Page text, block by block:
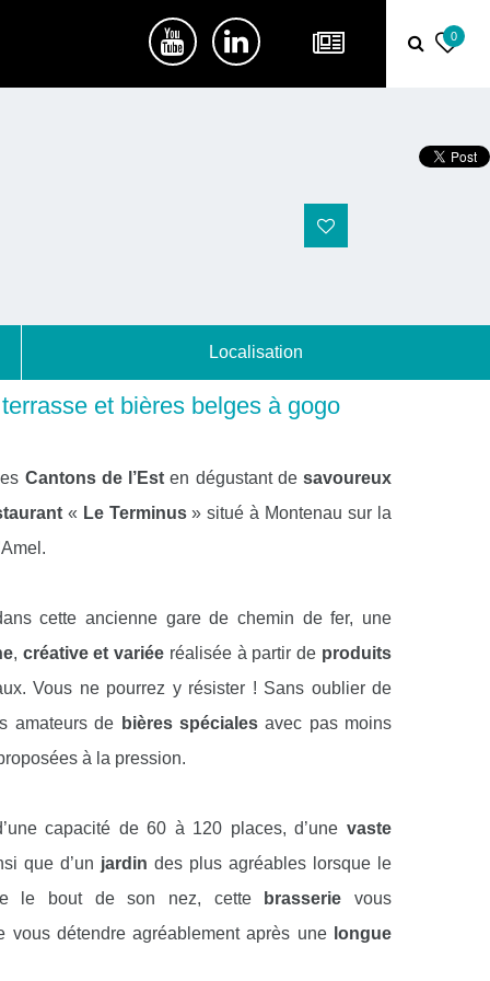
0
Localisation
et bières belges à gogo
Cantons de l’Est en dégustant de savoureux
« Le Terminus» situé à Montenau sur la
cette ancienne gare de chemin de fer, une
, créative et variée réalisée à partir de produits
Vous ne pourrez y résister ! Sans oublier de
amateurs de bières spécialesavec pas moins
à la pression.
capacité de 60 à 120 places, d’une vaste
que d’un jardin des plus agréables lorsque le
le bout de son nez, cette
brasserie vous
vous détendre agréablement après une longue